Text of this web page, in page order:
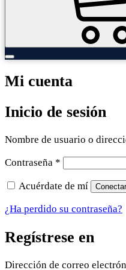
Mi cuenta
Inicio de sesión
Nombre de usuario o
Contraseña *
Acuérdate de mí
¿Ha perdido su contraseña?
Regístrese en
Dirección de correo